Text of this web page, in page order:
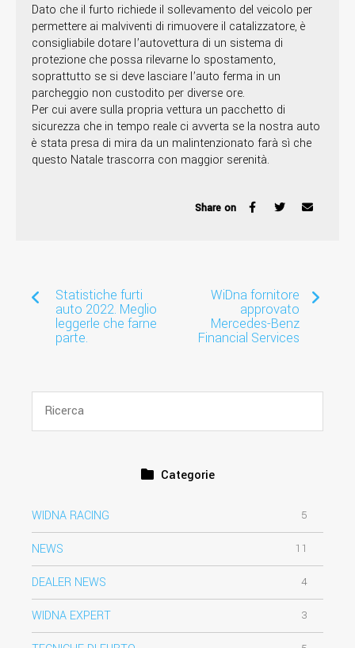
Dato che il furto richiede il sollevamento del veicolo per
permettere ai malviventi di rimuovere il catalizzatore, è
consigliabile dotare l’autovettura di un sistema di
protezione che possa rilevarne lo spostamento,
soprattutto se si deve lasciare l’auto ferma in un
parcheggio non custodito per diverse ore.
Per cui avere sulla propria vettura un pacchetto di
sicurezza che in tempo reale ci avverta se la nostra auto
è stata presa di mira da un malintenzionato farà sì che
questo Natale trascorra con maggior serenità.
Share on
Statistiche furti
auto 2022. Meglio
leggerle che farne
parte.
WiDna fornitore
approvato
Mercedes-Benz
Financial Services
Categorie
WIDNA RACING 5
NEWS 11
DEALER NEWS 4
WIDNA EXPERT 3